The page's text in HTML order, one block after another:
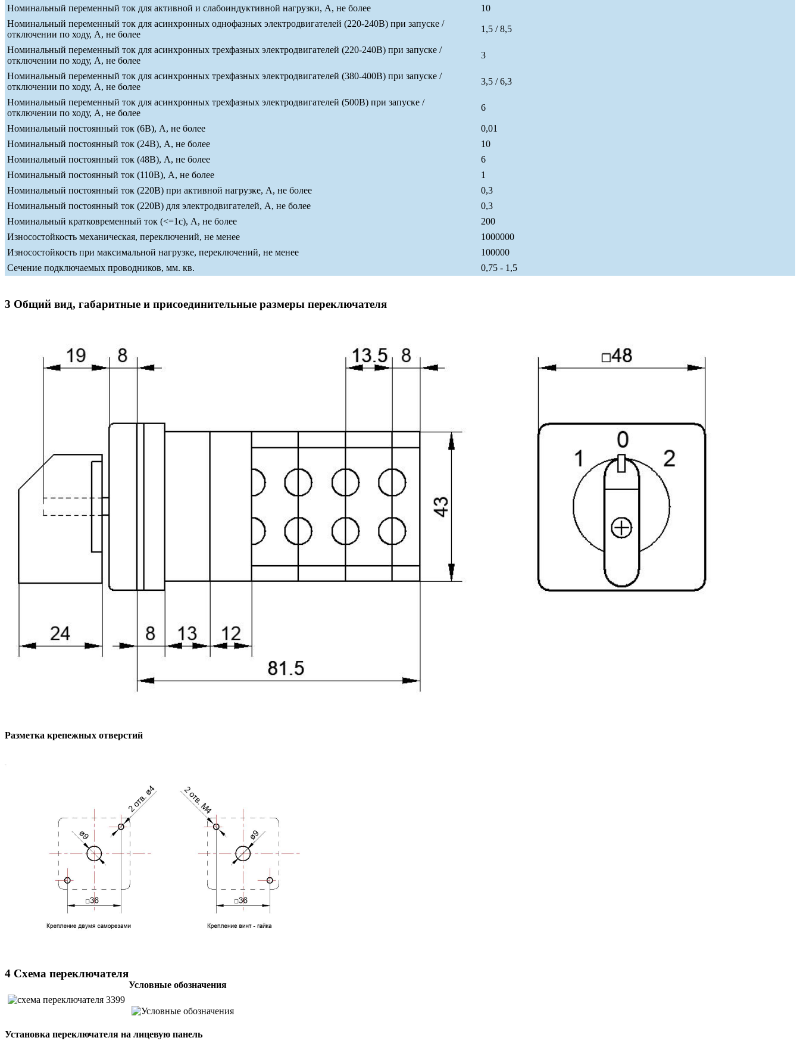
Номинальный переменный ток для активной и слабоиндуктивной нагрузки, А, не более
10
Номинальный переменный ток для асинхронных однофазных электродвигателей (220-240В) при запуске /
отключении по ходу, А, не более
1,5 / 8,5
Номинальный переменный ток для асинхронных трехфазных электродвигателей (220-240В) при запуске /
отключении по ходу, А, не более
3
Номинальный переменный ток для асинхронных трехфазных электродвигателей (380-400В) при запуске /
отключении по ходу, А, не более
3,5 / 6,3
Номинальный переменный ток для асинхронных трехфазных электродвигателей (500В) при запуске /
отключении по ходу, А, не более
6
Номинальный постоянный ток (6В), А, не более
0,01
Номинальный постоянный ток (24В), А, не более
10
Номинальный постоянный ток (48В), А, не более
6
Номинальный постоянный ток (110В), А, не более
1
Номинальный постоянный ток (220В) при активной нагрузке, А, не более
0,3
Номинальный постоянный ток (220В) для электродвигателей, А, не более
0,3
Номинальный кратковременный ток (<=1c), А, не более
200
Износостойкость механическая, переключений, не менее
1000000
Износостойкость при максимальной нагрузке, переключений, не менее
100000
Сечение подключаемых проводников, мм. кв.
0,75 - 1,5
3 Общий вид, габаритные и присоединительные размеры переключателя
Разметка крепежных отверстий
4 Схема переключателя
Условные обозначения
Установка переключателя на лицевую панель